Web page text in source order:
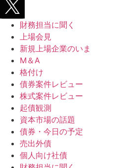
財務担当に聞く
上場会見
新規上場企業のいま
M＆A
格付け
債券案件レビュー
株式案件レビュー
起債観測
資本市場の話題
債券・今日の予定
売出外債
個人向け社債